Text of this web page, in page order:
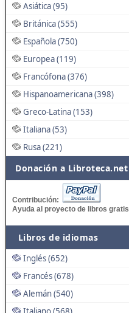
Asiática (95)
Británica (555)
Española (750)
Europea (119)
Francófona (376)
Hispanoamericana (398)
Greco-Latina (153)
Italiana (53)
Rusa (221)
Donación a Libroteca.net
Contribución:
Ayuda al proyecto de libros gratis
Libros de idiomas
Inglés (652)
Francés (678)
Alemán (540)